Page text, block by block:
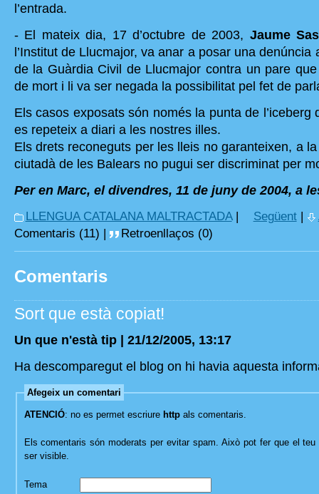
l’entrada.
- El mateix dia, 17 d’octubre de 2003, Jaume
l’Institut de Llucmajor, va anar a posar una denúncia
de la Guàrdia Civil de Llucmajor contra un pare que
de mort i li va ser negada la possibilitat pel fet de
Els casos exposats són només la punta de l’iceberg
es repeteix a diari a les nostres illes.
Els drets reconeguts per les lleis no garanteixen, a
ciutadà de les Balears no pugui ser discriminat per
Per en Marc, el divendres, 11 de juny de 2004, a
LLENGUA CATALANA MALTRACTADA| Següent|
Comentaris (11) |
Retroenllaços (0)
Comentaris
Sort que està copiat!
Un que n'està tip | 21/12/2005, 13:17
Ha descomparegut el blog on hi havia aquesta
Afegeix un comentari
ATENCIÓ: no es permet escriure httpals comentaris.
Els comentaris són moderats per evitar spam. Això pot fer que el
ser visible.
Tema